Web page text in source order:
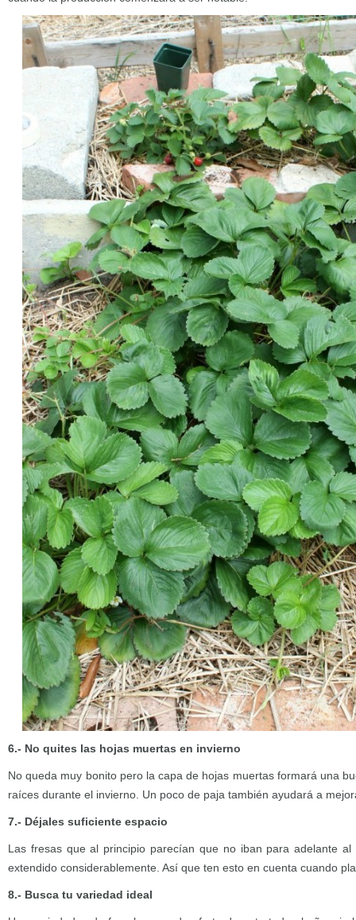
6.- No quites las hojas muertas en invierno
No queda muy bonito pero la capa de hojas muertas formará una
raíces durante el invierno. Un poco de paja también ayudará a
7.- Déjales suficiente espacio
Las fresas que al principio parecían que no iban para adelante
extendido considerablemente. Así que ten esto en cuenta cuando
8.- Busca tu variedad ideal